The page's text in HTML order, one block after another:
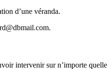
d’une véranda.
intervenir sur n’importe quelle